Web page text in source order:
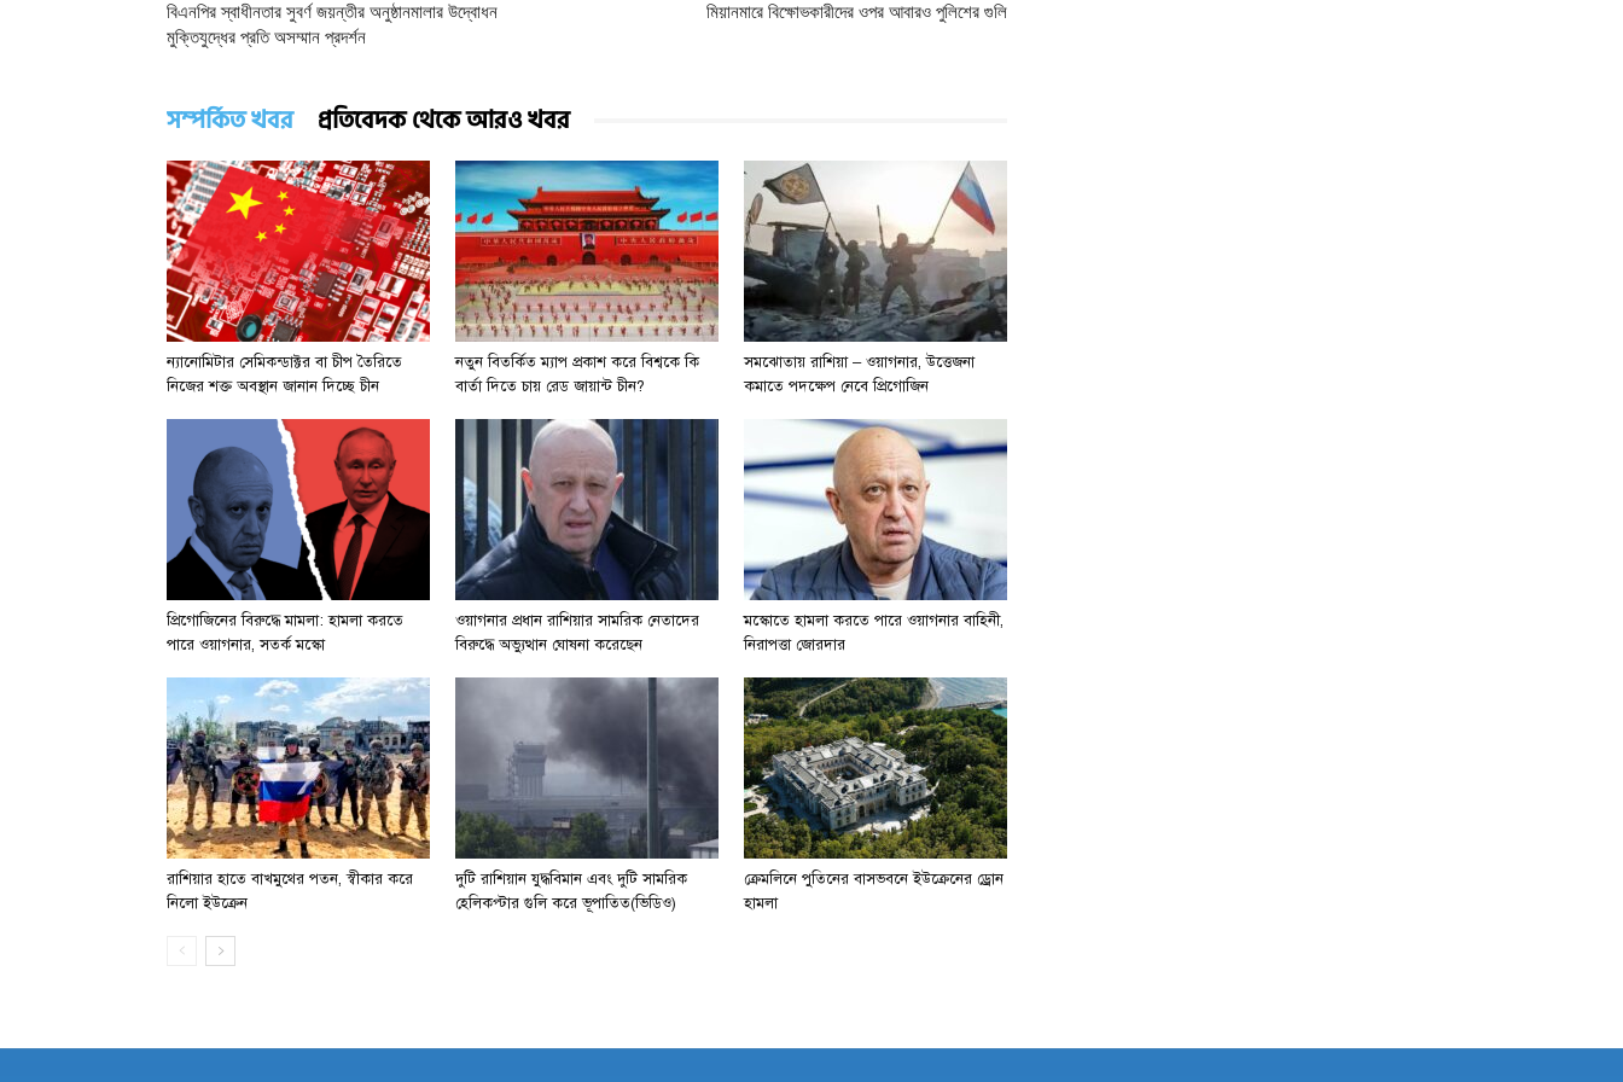
বিএনপির স্বাধীনতার সুবর্ণ জয়ন্তীর অনুষ্ঠানমালার উদ্বোধন
মুক্তিযুদ্ধের প্রতি অসম্মান প্রদর্শন
মিয়ানমারে বিক্ষোভকারীদের ওপর আবারও পুলিশের গুলি
সম্পর্কিত খবর প্রতিবেদক থেকে আরও খবর
ন্যানোমিটার সেমিকন্ডাক্টর বা চীপ তৈরিতে
নিজের শক্ত অবস্থান জানান দিচ্ছে চীন
নতুন বিতর্কিত ম্যাপ প্রকাশ করে বিশ্বকে কি
বার্তা দিতে চায় রেড জায়ান্ট চীন?
সমঝোতায় রাশিয়া – ওয়াগনার, উত্তেজনা
কমাতে পদক্ষেপ নেবে প্রিগোজিন
প্রিগোজিনের বিরুদ্ধে মামলা: হামলা করতে
পারে ওয়াগনার, সতর্ক মস্কো
ওয়াগনার প্রধান রাশিয়ার সামরিক নেতাদের
বিরুদ্ধে অভ্যুত্থান ঘোষনা করেছেন
মস্কোতে হামলা করতে পারে ওয়াগনার বাহিনী,
নিরাপত্তা জোরদার
রাশিয়ার হাতে বাখমুথের পতন, স্বীকার করে
নিলো ইউক্রেন
দুটি রাশিয়ান যুদ্ধবিমান এবং দুটি সামরিক
হেলিকপ্টার গুলি করে ভূপাতিত(ভিডিও)
ক্রেমলিনে পুতিনের বাসভবনে ইউক্রেনের ড্রোন
হামলা